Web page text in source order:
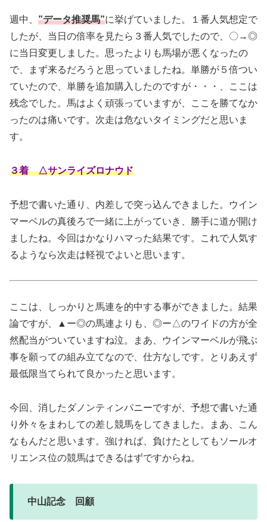
週中、 ”データ推奨馬”に挙げていました。１番人気想定で
したが、当日の倍率を見たら３番人気でしたので、〇→◎
に当日変更しました。思ったよりも馬場が悪くなったの
で、まず来るだろうと思っていましたね。単勝が５倍つい
ていたので、単勝を追加購入したのですが・・・、ここは
残念でした。馬はよく頑張っていますが、ここを勝てなか
ったのは痛いです。次走は危ないタイミングだと思いま
す。
３着 △サンライズロナウド
予想で書いた通り、内差しで突っ込んできました。ウイン
マーベルの真後ろで一緒に上がっていき、勝手に道が開け
ましたね。今回はかなりハマった結果です。これで人気す
るようなら次走は軽視でよいと思います。
ここは、しっかりと馬連を的中する事ができました。結果
論ですが、▲ー◎の馬連よりも、◎ー△のワイドの方が全
然配当がついていますね泣。まあ、ウインマーベルが飛ぶ
事を願っての組み立てなので、仕方なしです。とりあえず
最低限当てられて良かったと思います。
今回、消したダノンティンパニーですが、予想で書いた通
り外々をまわしての差し競馬をしてきました。まあ、こん
なもんだと思います。強ければ、負けたとしてもソールオ
リエンス位の競馬はできるはずですからね。
中山記念 回顧